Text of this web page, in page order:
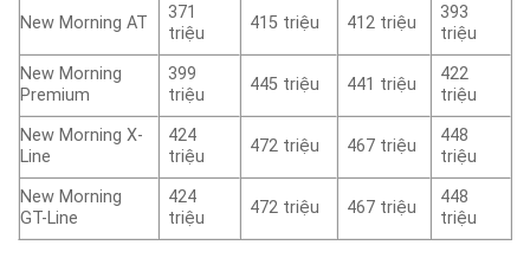
New Morning AT
371
triệu
415 triệu 412 triệu
393
triệu
New Morning
Premium
399
triệu
445 triệu 441 triệu
422
triệu
New Morning X-
Line
424
triệu
472 triệu 467 triệu
448
triệu
New Morning
GT-Line
424
triệu
472 triệu 467 triệu
448
triệu